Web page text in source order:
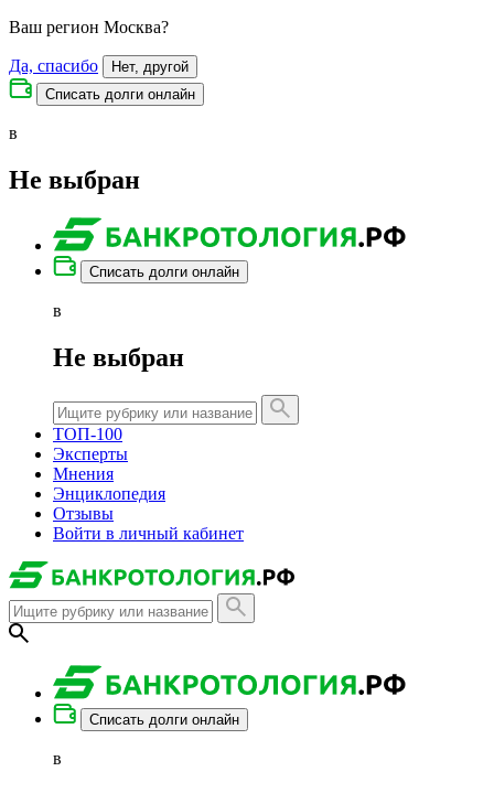
Ваш регион Москва?
Да, спасибо
Нет, другой
Списать долги онлайн
в
Не выбран
Списать долги онлайн
в
Не выбран
ТОП-100
Эксперты
Мнения
Энциклопедия
Отзывы
Войти в личный кабинет
Списать долги онлайн
в